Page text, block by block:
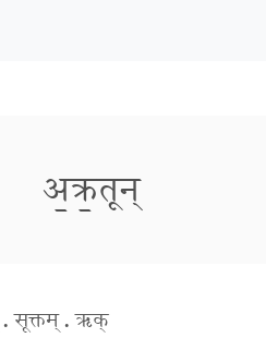
अ॒क्र॒तून्
. सूक्तम् . ऋक्